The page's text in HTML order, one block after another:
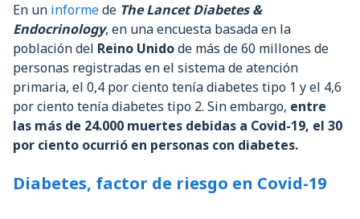
En un informede The Lancet Diabetes &
Endocrinology, en una encuesta basada en la
población del Reino Unidode más de 60 millones de
personas registradas en el sistema de atención
primaria, el 0,4 por ciento tenía diabetes tipo 1 y el 4,6
por ciento tenía diabetes tipo 2. Sin embargo, entre
las más de 24.000 muertes debidas a Covid-19, el 30
por ciento ocurrió en personas con diabetes.
Diabetes, factor de riesgo en Covid-19